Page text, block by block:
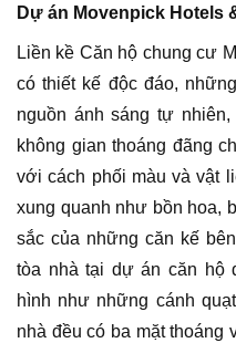
Dự án Movenpick Hotels
Liền kề Căn hộ chung cư
có thiết kế độc đáo,
nguồn ánh sáng tự
không gian thoáng đãng
với cách phối màu và vật
xung quanh như bồn hoa,
sắc của những căn kế
tòa nhà tại dự án căn hộ
hình như những cánh
nhà đều có ba mặt